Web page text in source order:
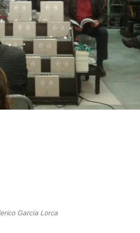
García Lorca